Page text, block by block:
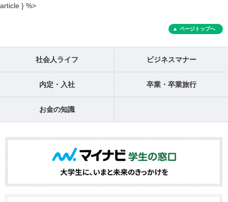
article } %>
ページトップへ
社会人ライフ ビジネスマナー
内定・入社 卒業・卒業旅行
お金の知識